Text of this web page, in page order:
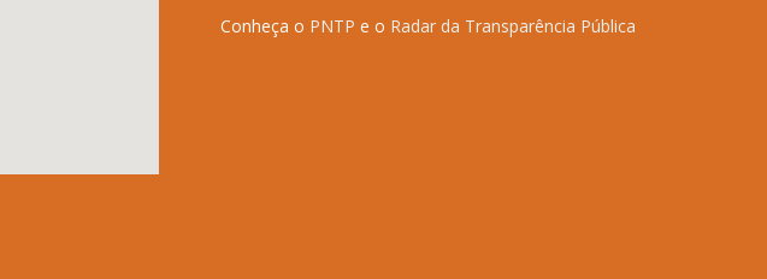
Conheça o PNTP e o Radar da Transparência Pública